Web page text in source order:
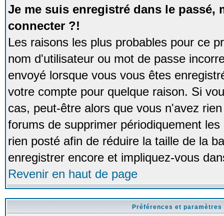
Je me suis enregistré dans le passé,
connecter ?!
Les raisons les plus probables pour ce
nom d'utilisateur ou mot de passe
envoyé lorsque vous vous êtes
votre compte pour quelque raison. Si
cas, peut-être alors que vous n'avez
forums de supprimer périodiquement
rien posté afin de réduire la taille de la
enregistrer encore et impliquez-vous
Revenir en haut de page
Préférences et